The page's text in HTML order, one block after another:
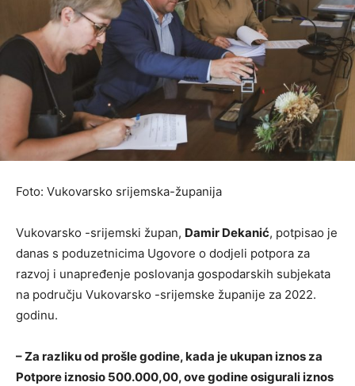
Foto: Vukovarsko srijemska-županija
Vukovarsko -srijemski župan, Damir Dekanić, potpisao je
danas s poduzetnicima Ugovore o dodjeli potpora za
razvoj i unapređenje poslovanja gospodarskih subjekata
na području Vukovarsko -srijemske županije za 2022.
godinu.
– Za razliku od prošle godine, kada je ukupan iznos za
Potpore iznosio 500.000,00, ove godine osigurali iznos